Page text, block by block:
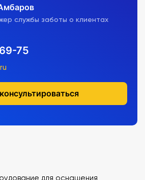
службы заботы о клиентах
75
для оснащения